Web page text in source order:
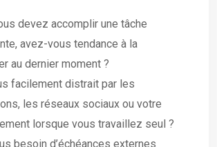
devez accomplir une tâche
avez-vous tendance à la
au dernier moment ?
facilement distrait par les
les réseaux sociaux ou votre
lorsque vous travaillez seul ?
besoin d’échéances externes